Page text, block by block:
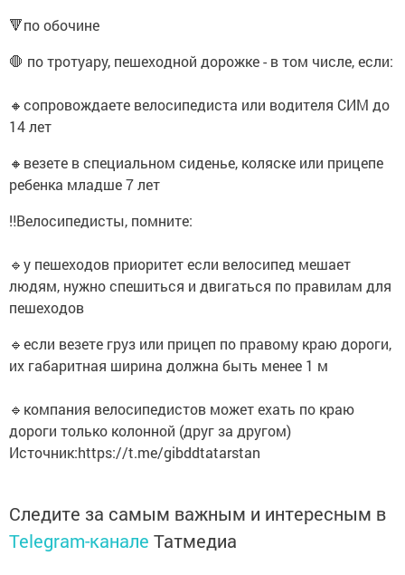
🔻по обочине
🛑 по тротуару, пешеходной дорожке - в том числе, если:
🔸сопровождаете велосипедиста или водителя СИМ до
14 лет
🔸везете в специальном сиденье, коляске или прицепе
ребенка младше 7 лет
‼️Велосипедисты, помните:
🔹у пешеходов приоритет если велосипед мешает
людям, нужно спешиться и двигаться по правилам для
пешеходов
🔹если везете груз или прицеп по правому краю дороги,
их габаритная ширина должна быть менее 1 м
🔹компания велосипедистов может ехать по краю
дороги только колонной (друг за другом)
Источник:https://t.me/gibddtatarstan
Следите за самым важным и интересным в
Telegram-канале Татмедиа